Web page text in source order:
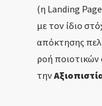
(η Landing Page
με τον ίδιο
απόκτησης
ροή ποιοτικών
την